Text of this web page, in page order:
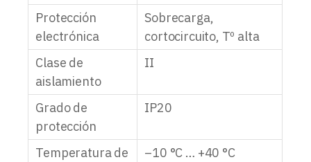
Protección
electrónica
Sobrecarga,
cortocircuito, Tº alta
Clase de
aislamiento
II
Grado de
protección
IP20
Temperatura de
–10 °C … +40 °C